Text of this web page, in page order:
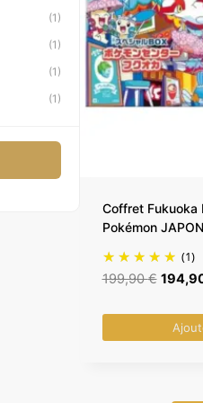
(1)
(1)
(1)
(1)
Coffret Fukuoka
Pokémon
(1)
199,90€ Le
initial
était :